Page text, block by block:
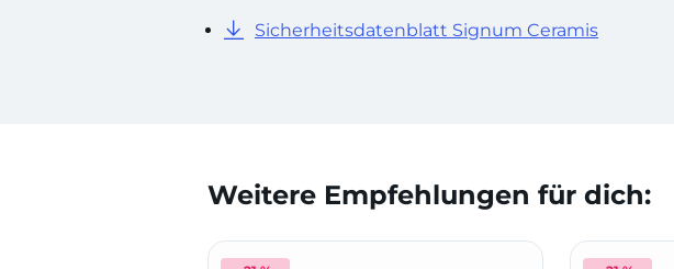
Sicherheitsdatenblatt Signum Ceramis
Weitere Empfehlungen für dich: